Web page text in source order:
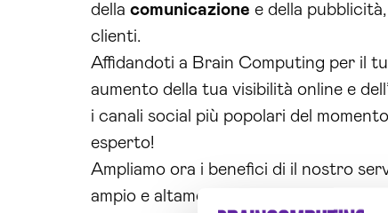
della comunicazione e della
clienti.
Affidandoti a Brain Computing per il
aumento della tua visibilità online e
i canali social più popolari del
esperto!
Ampliamo ora i benefici di il nostro
ampio e altamente qualificato grazie